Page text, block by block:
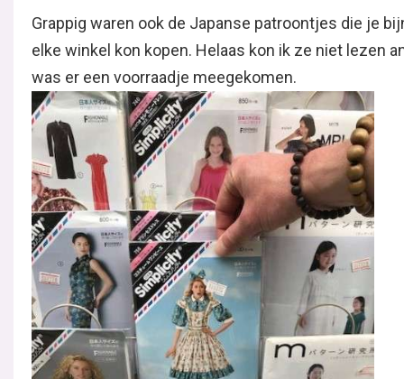
Grappig waren ook de Japanse patroontjes die je
elke winkel kon kopen. Helaas kon ik ze niet lezen
was er een voorraadje meegekomen.